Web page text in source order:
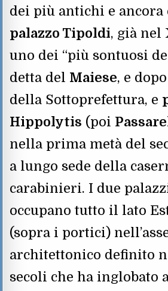
dei più antichi e ancora
palazzo Tipoldi, già nel
uno dei “più sontuosi
detta del Maiese, e
della Sottoprefettura, e
Hippolytis (poi
nella prima metà del
a lungo sede della
carabinieri. I due
occupano tutto il lato
(sopra i portici)
architettonico definito
secoli che ha inglobato